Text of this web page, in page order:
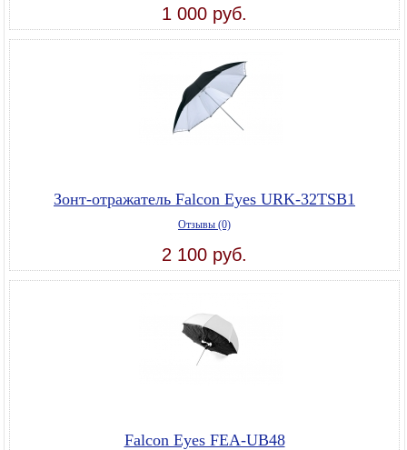
1 000 руб.
Зонт-отражатель Falcon Eyes URK-32TSB1
Отзывы (0)
2 100 руб.
Falcon Eyes FEA-UB48